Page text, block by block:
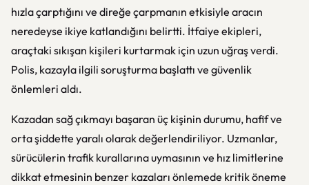
hızla çarptığını ve direğe çarpmanın etkisiyle aracın
neredeyse ikiye katlandığını belirtti. İtfaiye ekipleri,
araçtaki sıkışan kişileri kurtarmak için uzun uğraş verdi.
Polis, kazayla ilgili soruşturma başlattı ve güvenlik
önlemleri aldı.
Kazadan sağ çıkmayı başaran üç kişinin durumu, hafif ve
orta şiddette yaralı olarak değerlendiriliyor. Uzmanlar,
sürücülerin trafik kurallarına uymasının ve hız limitlerine
dikkat etmesinin benzer kazaları önlemede kritik öneme